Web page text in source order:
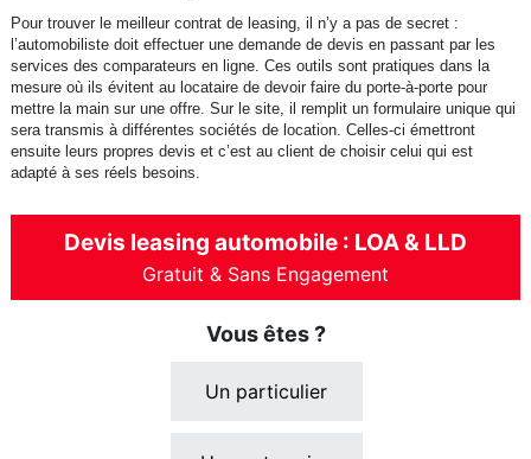
Pour trouver le meilleur contrat de leasing, il n’y a pas de secret :
l’automobiliste doit effectuer une demande de devis en passant par les
services des comparateurs en ligne. Ces outils sont pratiques dans la
mesure où ils évitent au locataire de devoir faire du porte-à-porte pour
mettre la main sur une offre. Sur le site, il remplit un formulaire unique qui
sera transmis à différentes sociétés de location. Celles-ci émettront
ensuite leurs propres devis et c’est au client de choisir celui qui est
adapté à ses réels besoins.